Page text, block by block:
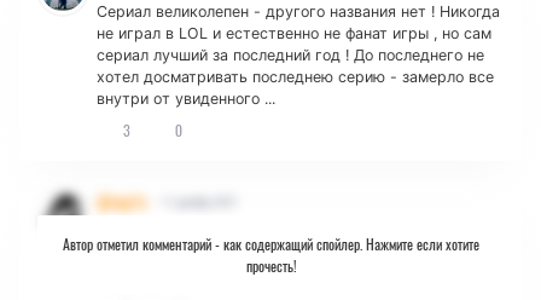
Сериал великолепен - другого названия нет ! Никогда
не играл в LOL и естественно не фанат игры , но сам
сериал лучший за последний год ! До последнего не
хотел досматривать последнею серию - замерло все
внутри от увиденного ...
3 0
@xsp1x
Будет ли продолжение? И могу ли я узнать
примерную дату выхода? а так шикарно, советую
Автор отметил комментарий -как содержащий спойлер. Нажмите если хотите
прочесть!